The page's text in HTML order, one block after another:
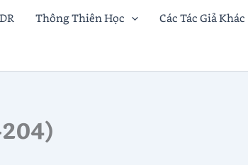
Thông Thiên Học Các Tác Giả Khác